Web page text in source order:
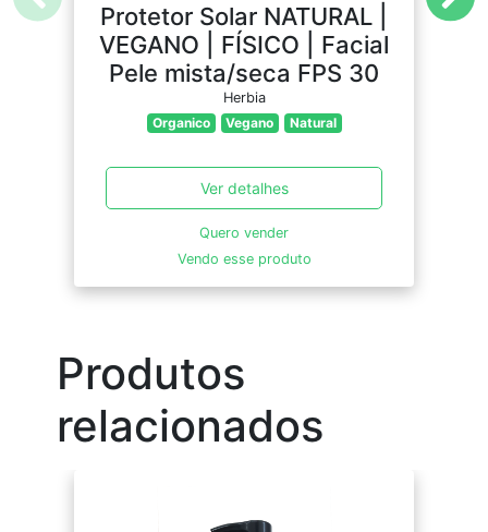
Protetor Solar NATURAL |
VEGANO | FÍSICO | Facial
Pele mista/seca FPS 30
Herbia
Organico
Vegano Natural
Ver detalhes
Quero vender
Vendo esse produto
Produtos
relacionados